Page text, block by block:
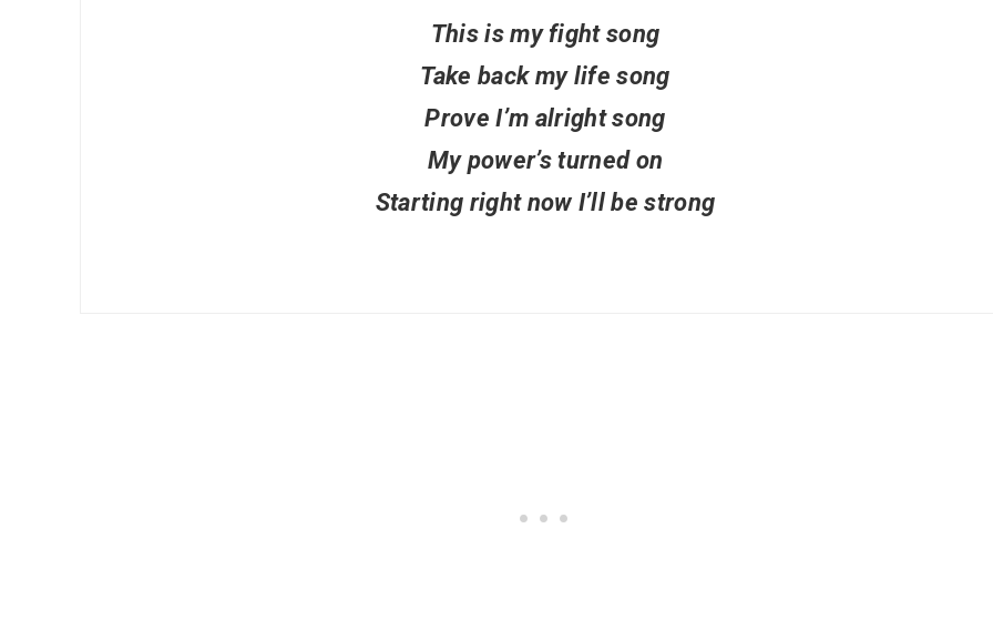
This is my fight song
Take back my life song
Prove I’m alright song
My power’s turned on
Starting right now I’ll be strong